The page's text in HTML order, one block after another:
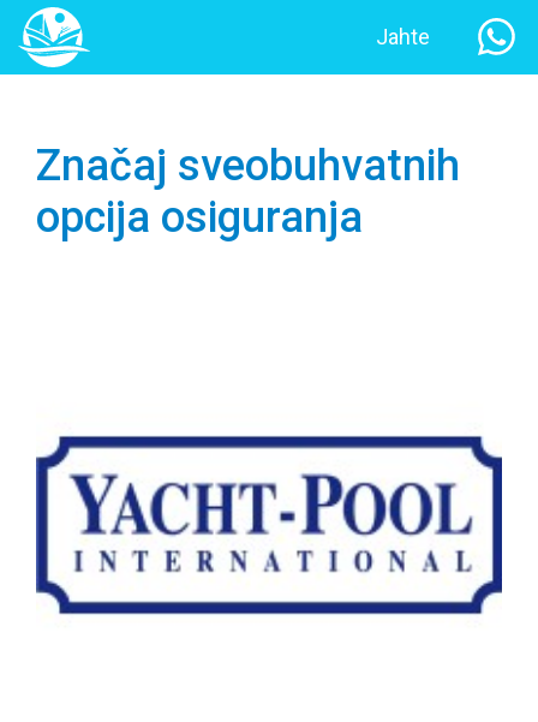
Jahte
Značaj sveobuhvatnih
opcija osiguranja